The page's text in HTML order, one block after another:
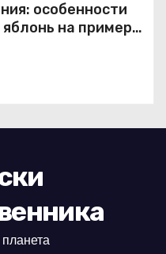
особенности
на примере
орловский